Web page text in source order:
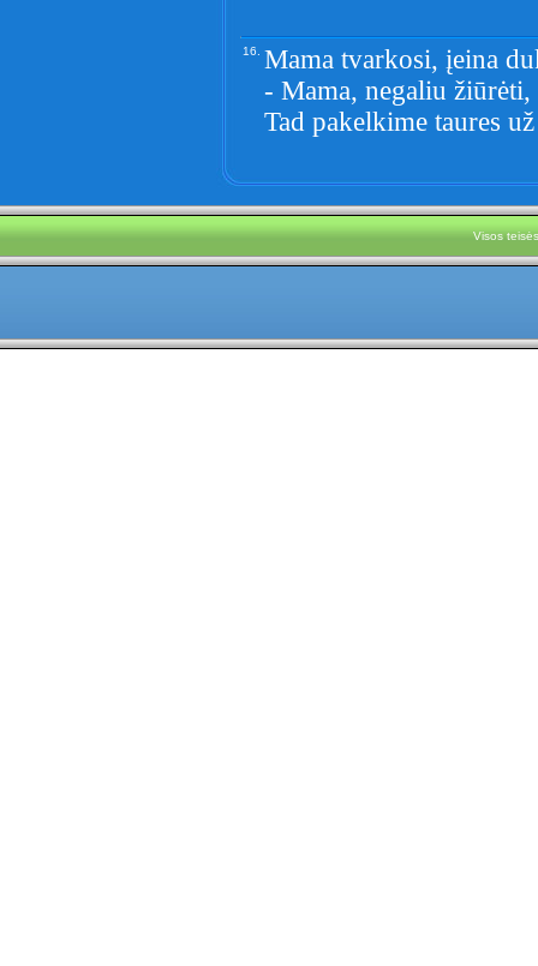
16. Mama tvarkosi, įeina
- Mama, negaliu
Tad pakelkime taures
Visos